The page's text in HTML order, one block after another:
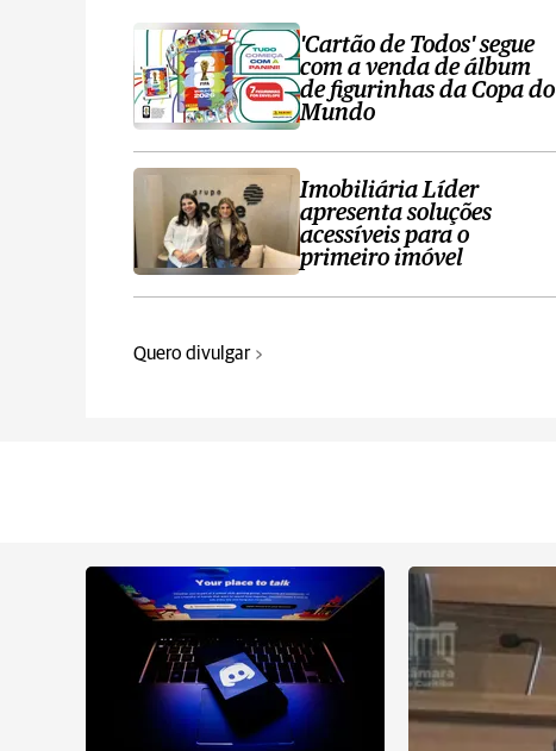
'Cartão de Todos' segue
com a venda de álbum
de figurinhas da Copa do
Mundo
Imobiliária Líder
apresenta soluções
acessíveis para o
primeiro imóvel
Quero divulgar